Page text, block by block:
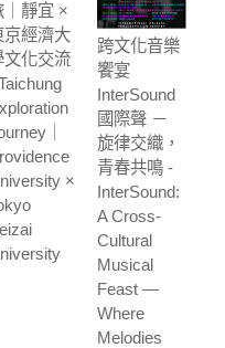
｜靜宜 ×
京經濟大
文化交流
｜
×
跨文化音樂
饗宴
InterSound
國際聲 －
旋律交織，
青春共鳴 -
InterSound:
A Cross-
Cultural
Musical
Feast —
Where
Melodies